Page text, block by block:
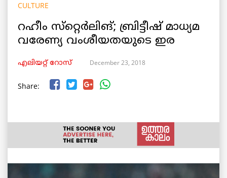
CULTURE
റഹീം സ്‌റ്റെര്‍ലിങ്; ബ്രിട്ടീഷ് മാധ്യമ
വരേണ്യ വംശീയതയുടെ ഇര
എലിയറ്റ് റോസ് December 23, 2018
Share: